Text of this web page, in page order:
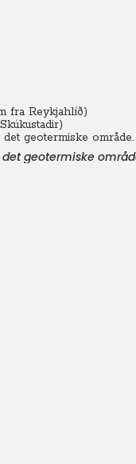
fra Reykjahlíð)
geotermiske